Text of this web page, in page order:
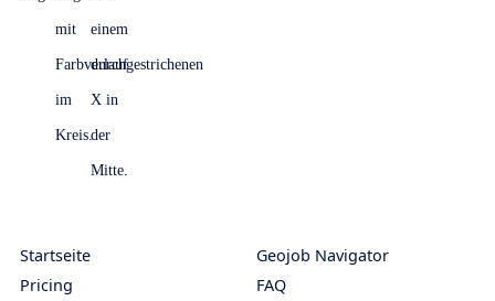
Startseite
Pricing
Geojob Navigator
FAQ